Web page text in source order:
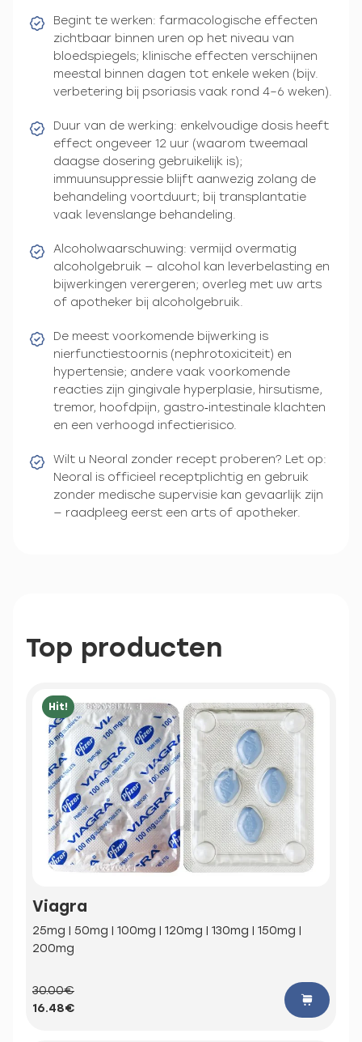
Begint te werken: farmacologische effecten
zichtbaar binnen uren op het niveau van
bloedspiegels; klinische effecten verschijnen
meestal binnen dagen tot enkele weken (bijv.
verbetering bij psoriasis vaak rond 4–6 weken).
Duur van de werking: enkelvoudige dosis heeft
effect ongeveer 12 uur (waarom tweemaal
daagse dosering gebruikelijk is);
immuunsuppressie blijft aanwezig zolang de
behandeling voortduurt; bij transplantatie
vaak levenslange behandeling.
Alcoholwaarschuwing: vermijd overmatig
alcoholgebruik — alcohol kan leverbelasting en
bijwerkingen verergeren; overleg met uw arts
of apotheker bij alcoholgebruik.
De meest voorkomende bijwerking is
nierfunctiestoornis (nephrotoxiciteit) en
hypertensie; andere vaak voorkomende
reacties zijn gingivale hyperplasie, hirsutisme,
tremor, hoofdpijn, gastro‑intestinale klachten
en een verhoogd infectierisico.
Wilt u Neoral zonder recept proberen? Let op:
Neoral is officieel receptplichtig en gebruik
zonder medische supervisie kan gevaarlijk zijn
— raadpleeg eerst een arts of apotheker.
Top producten
Hit!
Viagra
25mg | 50mg | 100mg | 120mg | 130mg | 150mg |
200mg
30.00€
16.48€